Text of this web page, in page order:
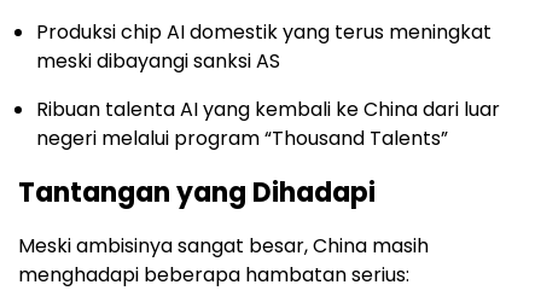
Produksi chip AI domestik yang terus meningkat
meski dibayangi sanksi AS
Ribuan talenta AI yang kembali ke China dari luar
negeri melalui program “Thousand Talents”
Tantangan yang Dihadapi
Meski ambisinya sangat besar, China masih
menghadapi beberapa hambatan serius: